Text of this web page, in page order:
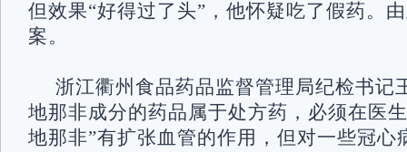
但效果“好得过了头”，他怀疑吃了假药。
案。
浙江衢州食品药品监督管理局纪检书记
地那非成分的药品属于处方药，必须在医
地那非”有扩张血管的作用，但对一些冠心